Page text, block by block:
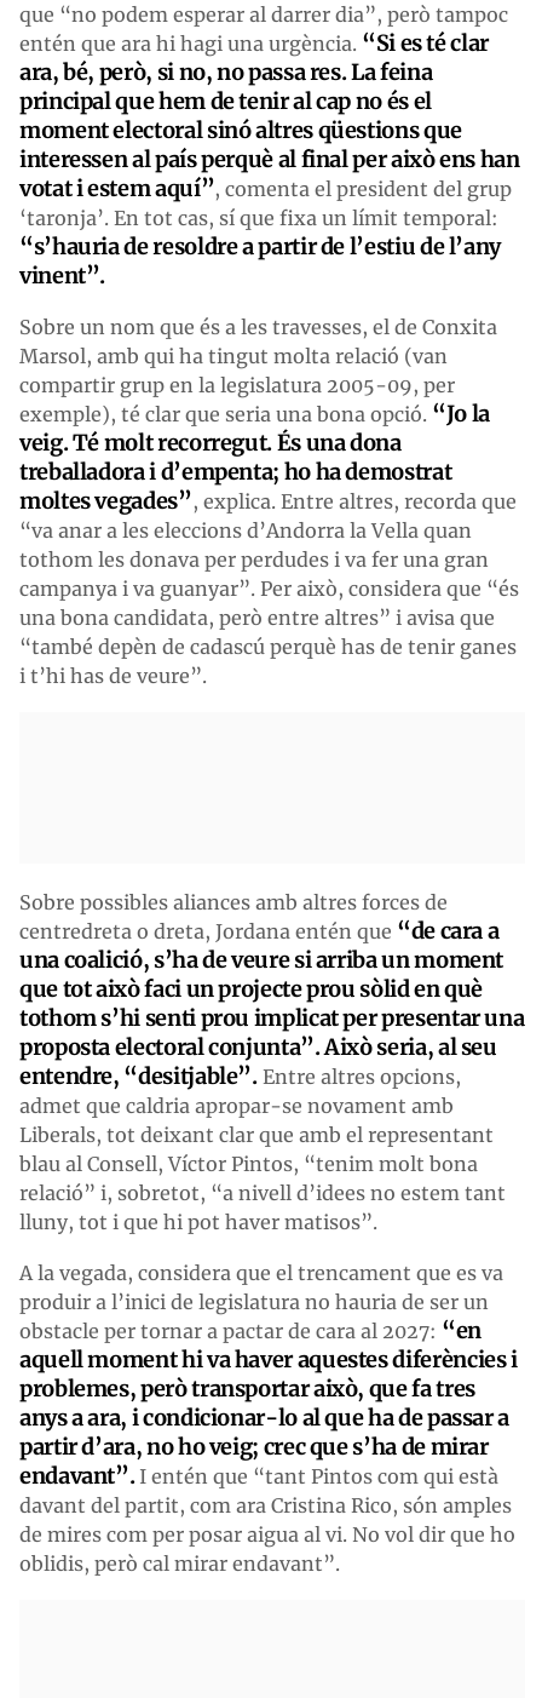
que “no podem esperar al darrer dia”, però tampoc
entén que ara hi hagi una urgència. “Sies té clar
ara, bé, però, si no, no passa res. La feina
principal que hem de teniral capno és el
moment electoral sinó altres qüestions que
interessen al país perquè al final per això ens han
votat i estem aquí”, comenta el president del grup
‘taronja’. En tot cas, sí que fixa un límit temporal:
“s’hauria de resoldre a partir de l’estiu de l’any
vinent”.
Sobre un nom que és a les travesses, el de Conxita
Marsol, amb qui ha tingut molta relació (van
compartir grup en la legislatura 2005-09, per
exemple), té clar que seria una bona opció. “Jo la
veig. Té molt recorregut. És una dona
treballadora i d’empenta; ho ha demostrat
moltes vegades”, explica. Entre altres, recorda que
“va anar a les eleccions d’Andorra la Vella quan
tothom les donava per perdudes i va fer una gran
campanya i va guanyar”. Per això, considera que “és
una bona candidata, però entre altres” i avisa que
“també depèn de cadascú perquè has de tenir ganes
i t’hi has de veure”.
Sobre possibles aliances amb altres forces de
centredreta o dreta, Jordana entén que “de cara a
una coalició, s’ha de veure si arriba un moment
que tot això faci un projecte prou sòlid en què
tothom s’hi sentiprou implicat per presentar una
proposta electoral conjunta”. Això seria, al seu
entendre, “desitjable”.Entre altres opcions,
admet que caldria apropar-se novament amb
Liberals, tot deixant clar que amb el representant
blau al Consell, Víctor Pintos, “tenim molt bona
relació” i, sobretot, “a nivell d’idees no estem tant
lluny, tot i que hi pot haver matisos”.
A la vegada, considera que el trencament que es va
produir a l’inici de legislatura no hauria de ser un
obstacle per tornar a pactar de cara al 2027: “en
aquell moment hiva haver aquestes diferències i
problemes, però transportar això, que fa tres
anys a ara, i condicionar-lo al que ha de passar a
partir d’ara,no ho veig; crec que s’ha de mirar
endavant”. I entén que “tant Pintos com qui està
davant del partit, com ara Cristina Rico, són amples
de mires com per posar aigua al vi. No vol dir que ho
oblidis, però cal mirar endavant”.